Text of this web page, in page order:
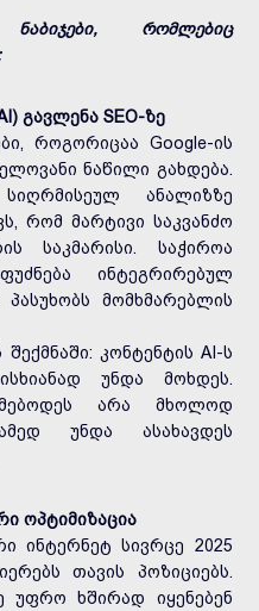
რომლებიც
გავლენა SEO-ზე
როგორიცაა Google-ის
ნაწილი გახდება.
ანალიზზე
რომ მარტივი საკვანძო
საკმარისი. საჭიროა
ინტეგრირებულ
მომხმარებლის
კონტენტის AI-ს
უნდა მოხდეს.
არა მხოლოდ
უნდა ასახავდეს
ოპტიმიზაცია
ინტერნეტ სივრცე 2025
თავის პოზიციებს.
უფრო ხშირად იყენებენ